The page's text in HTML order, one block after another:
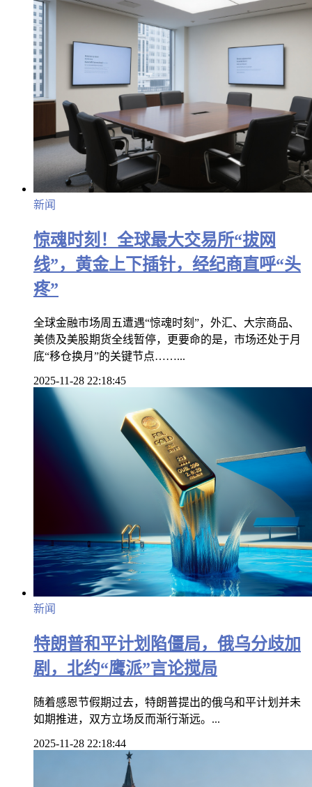
新闻
惊魂时刻！全球最大交易所“拔网
线”，黄金上下插针，经纪商直呼“头
疼”
全球金融市场周五遭遇“惊魂时刻”，外汇、大宗商品、
美债及美股期货全线暂停，更要命的是，市场还处于月
底“移仓换月”的关键节点……...
2025-11-28 22:18:45
新闻
特朗普和平计划陷僵局，俄乌分歧加
剧，北约“鹰派”言论搅局
随着感恩节假期过去，特朗普提出的俄乌和平计划并未
如期推进，双方立场反而渐行渐远。...
2025-11-28 22:18:44